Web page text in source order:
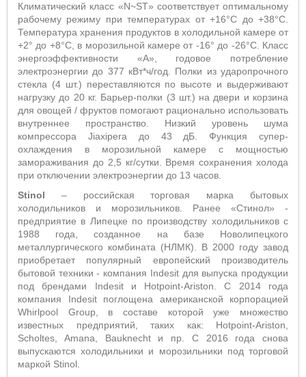
Климатический класс «N~ST» соответствует оптимальному
рабочему режиму при температурах от +16°С до +38°С.
Температура хранения продуктов в холодильной камере от
+2° до +8°С, в морозильной камере от -16° до -26°С. Класс
энергоэффективности «А», годовое потребление
электроэнергии до 377 кВт*ч/год. Полки из ударопрочного
стекла (4 шт.) переставляются по высоте и выдерживают
нагрузку до 20 кг. Барьер-полки (3 шт.) на двери и корзина
для овощей / фруктов помогают рационально использовать
внутреннее пространство. Низкий уровень шума
компрессора Jiaxipera до 43 дБ. Функция супер-
охлаждения в морозильной камере с мощностью
замораживания до 2,5 кг/сутки. Время сохранения холода
при отключении электроэнергии до 13 часов.
Stinol – российская торговая марка бытовых
холодильников и морозильников. Ранее «Стинол» -
предприятие в Липецке по производству холодильников c
1988 года, созданное на базе Новолипецкого
металлургического комбината (НЛМК). В 2000 году завод
приобретает популярный европейский производитель
бытовой техники - компания Indesit для выпуска продукции
под брендами Indesit и Hotpoint-Ariston. С 2014 года
компания Indesit поглощена американской корпорацией
Whirlpool Group, в составе которой уже множество
известных предприятий, таких как: Hotpoint-Ariston,
Scholtes, Amana, Bauknecht и пр. C 2016 года снова
выпускаются холодильники и морозильники под торговой
маркой Stinol.